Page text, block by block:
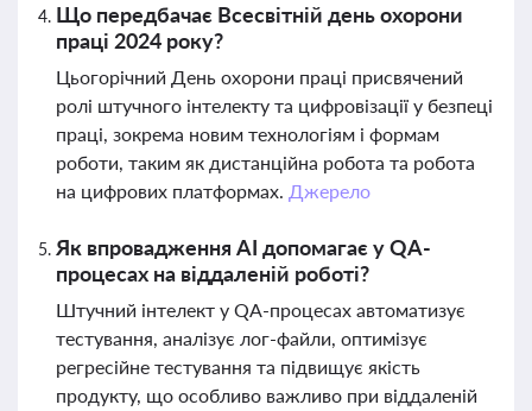
Що передбачає Всесвітній день охорони
праці 2024 року?
Цьогорічний День охорони праці присвячений
ролі штучного інтелекту та цифровізації у безпеці
праці, зокрема новим технологіям і формам
роботи, таким як дистанційна робота та робота
на цифрових платформах. Джерело
Як впровадження AI допомагає у QA-
процесах на віддаленій роботі?
Штучний інтелект у QA-процесах автоматизує
тестування, аналізує лог-файли, оптимізує
регресійне тестування та підвищує якість
продукту, що особливо важливо при віддаленій